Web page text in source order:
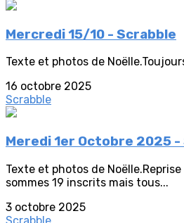
Mercredi 15/10 - Scrabble
Texte et photos de
16 octobre 2025
Scrabble
Meredi 1er Octobre 2025 -
Texte et photos de
sommes 19 inscrits mais tous...
3 octobre 2025